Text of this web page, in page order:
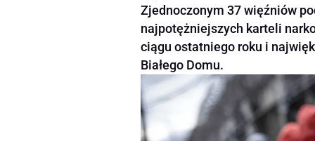
Zjednoczonym 37 więźniów
najpotężniejszych karteli
ciągu ostatniego roku i
Białego Domu.